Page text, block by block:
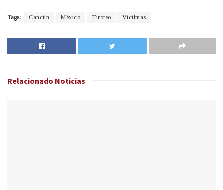
Tags: Cancún México Tiroteo Víctimas
Relacionado Noticias